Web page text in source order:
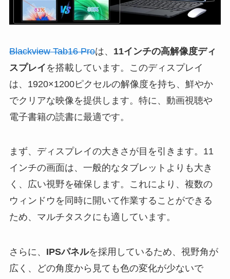
Blackview Tab16 Proは、 11インチの高解像度ディ
スプレイ を搭載しています。このディスプレイ
は、1920×1200ピクセルの解像度を持ち、鮮やか
でクリアな映像を提供します。特に、動画視聴や
電子書籍の読書に最適です。
まず、ディスプレイの大きさが目を引きます。11
インチの画面は、一般的なタブレットよりも大き
く、広い視野を確保します。これにより、複数の
ウィンドウを同時に開いて作業することができる
ため、マルチタスクにも適しています。
さらに、 IPSパネルを採用しているため、視野角が
広く、どの角度から見ても色の変化が少ないで